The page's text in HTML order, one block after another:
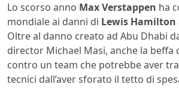
Lo scorso anno Max Verstappen ha
mondiale ai danni di Lewis Hamilton
Oltre al danno creato ad Abu Dhabi
director Michael Masi, anche la beffa
contro un team che potrebbe aver
tecnici dall’aver sforato il tetto di